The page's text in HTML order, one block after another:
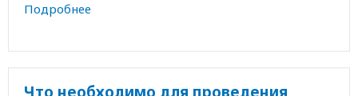
Подробнее
Что необходимо для проведения